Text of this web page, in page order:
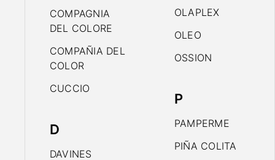
COMPAGNIA
DEL COLORE
COMPAÑIA DEL
COLOR
CUCCIO
D
DAVINES
OLAPLEX
OLEO
OSSION
P
PAMPERME
PIÑA COLITA